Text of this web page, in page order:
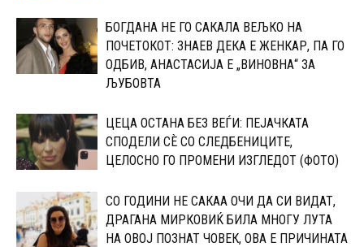
БОГДАНА НЕ ГО САКАЛА ВЕЉКО НА
ПОЧЕТОКОТ: 3НАЕВ ДЕКА Е ЖЕНКАР, ПА ГО
ОДБИВ, АНАСТАСИЈА Е „ВИНОВНА“ ЗА
ЉУБОВТА
ЦЕЦА ОСТАНА БЕЗ ВЕЃИ: ПЕЈАЧКАТА
СПОДЕЛИ СЀ СО CЛЕДБЕНИЦИТЕ,
ЦЕЛОСНО ГО ПРОМЕНИ ИЗГЛЕДОТ (ФОТО)
СО ГОДИНИ НЕ САКАА ОЧИ ДА СИ ВИДАТ,
ДРАГАНА МИРКОВИЌ БИЛА МНОГУ ЛУТА
НА ОВОЈ ПОЗНАТ ЧОВЕК, ОВА Е ПРИЧИНАТА